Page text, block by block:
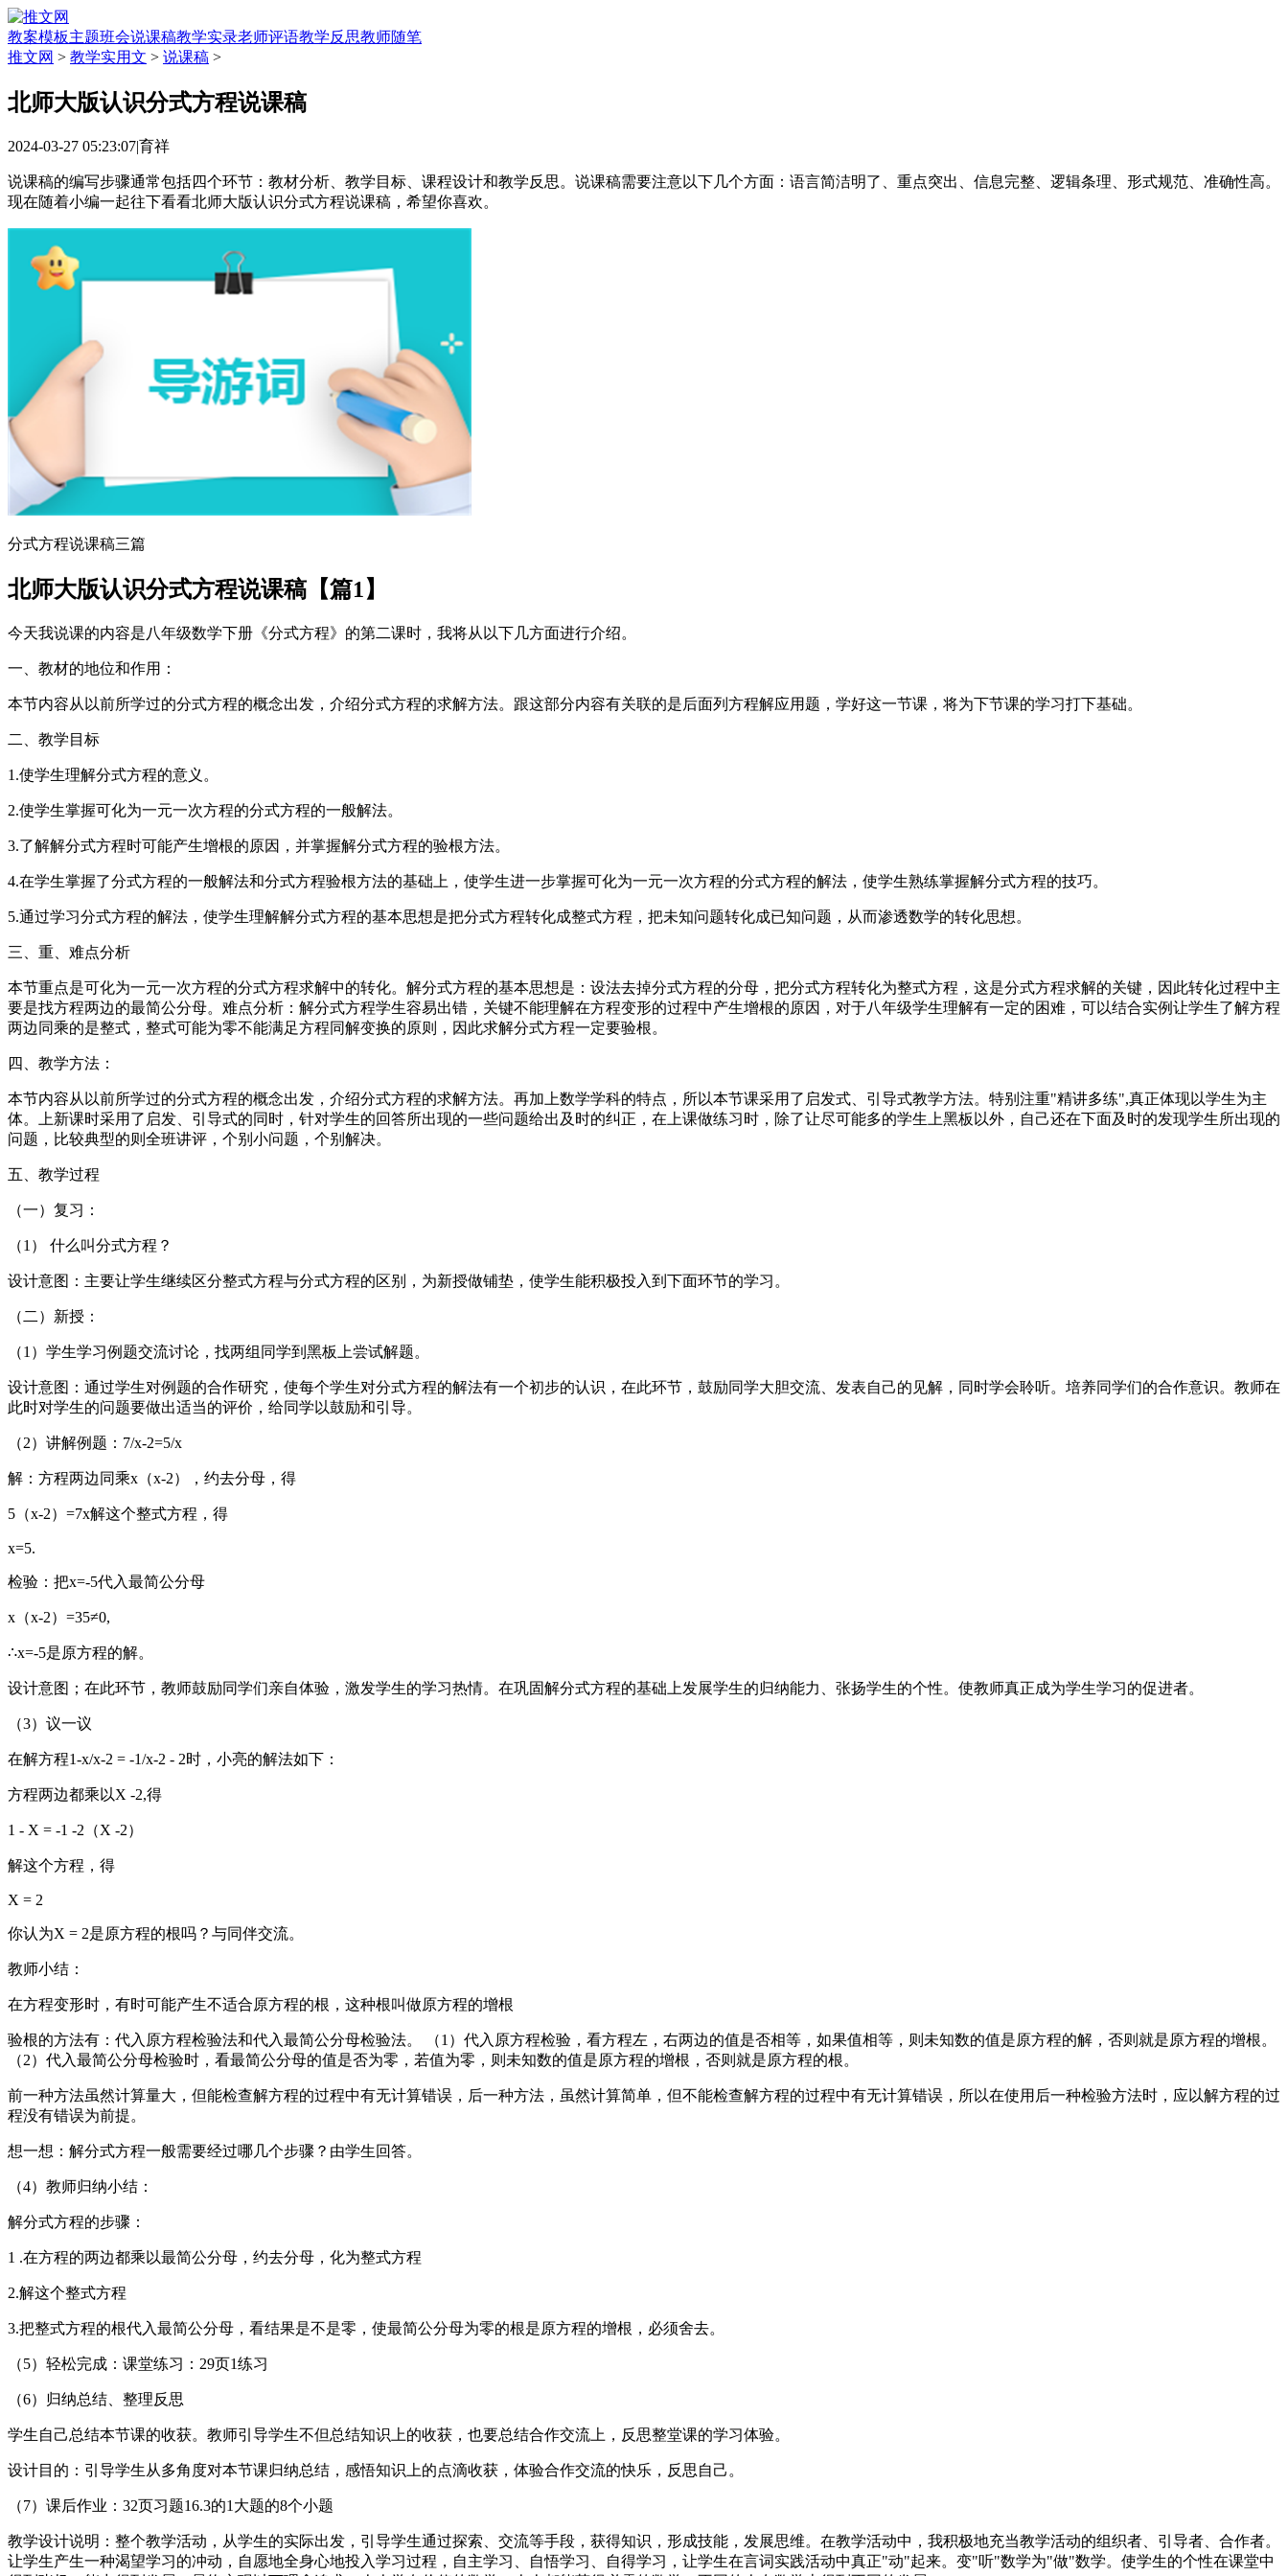
教案模板主题班会说课稿教学实录老师评语教学反思教师随笔
推文网 > 教学实用文 > 说课稿 >
北师大版认识分式方程说课稿
2024-03-27 05:23:07|育祥
说课稿的编写步骤通常包括四个环节：教材分析、教学目标、课程设计和教学反思。说课稿需要注意以下几个方面：语言简洁明了、重点突出、信息完整、逻辑条理、形式规范、准确性高。
现在随着小编一起往下看看北师大版认识分式方程说课稿，希望你喜欢。
分式方程说课稿三篇
北师大版认识分式方程说课稿【篇1】
今天我说课的内容是八年级数学下册《分式方程》的第二课时，我将从以下几方面进行介绍。
一、教材的地位和作用：
本节内容从以前所学过的分式方程的概念出发，介绍分式方程的求解方法。跟这部分内容有关联的是后面列方程解应用题，学好这一节课，将为下节课的学习打下基础。
二、教学目标
1.使学生理解分式方程的意义。
2.使学生掌握可化为一元一次方程的分式方程的一般解法。
3.了解解分式方程时可能产生增根的原因，并掌握解分式方程的验根方法。
4.在学生掌握了分式方程的一般解法和分式方程验根方法的基础上，使学生进一步掌握可化为一元一次方程的分式方程的解法，使学生熟练掌握解分式方程的技巧。
5.通过学习分式方程的解法，使学生理解解分式方程的基本思想是把分式方程转化成整式方程，把未知问题转化成已知问题，从而渗透数学的转化思想。
三、重、难点分析
本节重点是可化为一元一次方程的分式方程求解中的转化。解分式方程的基本思想是：设法去掉分式方程的分母，把分式方程转化为整式方程，这是分式方程求解的关键，因此转化过程中主
要是找方程两边的最简公分母。难点分析：解分式方程学生容易出错，关键不能理解在方程变形的过程中产生增根的原因，对于八年级学生理解有一定的困难，可以结合实例让学生了解方程
两边同乘的是整式，整式可能为零不能满足方程同解变换的原则，因此求解分式方程一定要验根。
四、教学方法：
本节内容从以前所学过的分式方程的概念出发，介绍分式方程的求解方法。再加上数学学科的特点，所以本节课采用了启发式、引导式教学方法。特别注重"精讲多练",真正体现以学生为主
体。上新课时采用了启发、引导式的同时，针对学生的回答所出现的一些问题给出及时的纠正，在上课做练习时，除了让尽可能多的学生上黑板以外，自己还在下面及时的发现学生所出现的
问题，比较典型的则全班讲评，个别小问题，个别解决。
五、教学过程
（一）复习：
（1） 什么叫分式方程？
设计意图：主要让学生继续区分整式方程与分式方程的区别，为新授做铺垫，使学生能积极投入到下面环节的学习。
（二）新授：
（1）学生学习例题交流讨论，找两组同学到黑板上尝试解题。
设计意图：通过学生对例题的合作研究，使每个学生对分式方程的解法有一个初步的认识，在此环节，鼓励同学大胆交流、发表自己的见解，同时学会聆听。培养同学们的合作意识。教师在
此时对学生的问题要做出适当的评价，给同学以鼓励和引导。
（2）讲解例题：7/x-2=5/x
解：方程两边同乘x（x-2），约去分母，得
5（x-2）=7x解这个整式方程，得
x=5.
检验：把x=-5代入最简公分母
x（x-2）=35≠0,
∴x=-5是原方程的解。
设计意图；在此环节，教师鼓励同学们亲自体验，激发学生的学习热情。在巩固解分式方程的基础上发展学生的归纳能力、张扬学生的个性。使教师真正成为学生学习的促进者。
（3）议一议
在解方程1-x/x-2 = -1/x-2 - 2时，小亮的解法如下：
方程两边都乘以X -2,得
1 - X = -1 -2（X -2）
解这个方程，得
X = 2
你认为X = 2是原方程的根吗？与同伴交流。
教师小结：
在方程变形时，有时可能产生不适合原方程的根，这种根叫做原方程的增根
验根的方法有：代入原方程检验法和代入最简公分母检验法。 （1）代入原方程检验，看方程左，右两边的值是否相等，如果值相等，则未知数的值是原方程的解，否则就是原方程的增根。
（2）代入最简公分母检验时，看最简公分母的值是否为零，若值为零，则未知数的值是原方程的增根，否则就是原方程的根。
前一种方法虽然计算量大，但能检查解方程的过程中有无计算错误，后一种方法，虽然计算简单，但不能检查解方程的过程中有无计算错误，所以在使用后一种检验方法时，应以解方程的过
程没有错误为前提。
想一想：解分式方程一般需要经过哪几个步骤？由学生回答。
（4）教师归纳小结：
解分式方程的步骤：
1 .在方程的两边都乘以最简公分母，约去分母，化为整式方程
2.解这个整式方程
3.把整式方程的根代入最简公分母，看结果是不是零，使最简公分母为零的根是原方程的增根，必须舍去。
（5）轻松完成：课堂练习：29页1练习
（6）归纳总结、整理反思
学生自己总结本节课的收获。教师引导学生不但总结知识上的收获，也要总结合作交流上，反思整堂课的学习体验。
设计目的：引导学生从多角度对本节课归纳总结，感悟知识上的点滴收获，体验合作交流的快乐，反思自己。
（7）课后作业：32页习题16.3的1大题的8个小题
教学设计说明：整个教学活动，从学生的实际出发，引导学生通过探索、交流等手段，获得知识，形成技能，发展思维。在教学活动中，我积极地充当教学活动的组织者、引导者、合作者。
让学生产生一种渴望学习的冲动，自愿地全身心地投入学习过程，自主学习、自悟学习、自得学习，让学生在言词实践活动中真正"动"起来。变"听"数学为"做"数学。使学生的个性在课堂中